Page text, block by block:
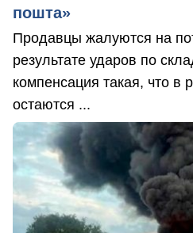
пошта»
Продавцы жалуются на
результате ударов по
компенсация такая, что в
остаются ...